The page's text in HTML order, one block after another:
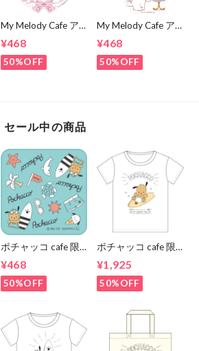
My Melody Cafe ア
クリルキーホルダー
（ピアノ）
¥468
50%OFF
My Melody Cafe ア
クリルキーホルダー
（メロディ）
¥468
50%OFF
セール中の商品
ポチャッコ cafe 限
定コラボハンカチタ
オル（青色）
¥468
50%OFF
ポチャッコ cafe 限
定コラボティーシャ
ツ（サーフボードタ
イプ）
¥1,925
50%OFF